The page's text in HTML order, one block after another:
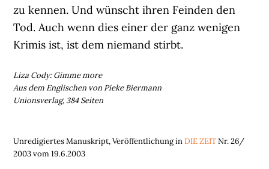
zu kennen. Und wünscht ihren Feinden den
Tod. Auch wenn dies einer der ganz wenigen
Krimis ist, ist dem niemand stirbt.
Liza Cody: Gimme more
Aus dem Englischen von Pieke Biermann
Unionsverlag, 384 Seiten
Unredigiertes Manuskript, Veröffentlichung inDIE ZEITNr. 26/
2003 vom 19.6.2003